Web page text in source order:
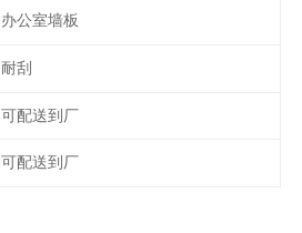
办公室墙板
耐刮
可配送到厂
可配送到厂